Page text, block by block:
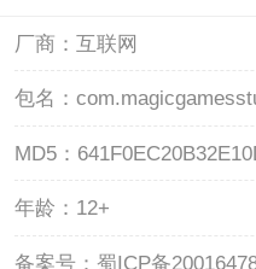
厂商： 互联网
包名：
MD5：
年龄： 12+
备案号： 蜀ICP备